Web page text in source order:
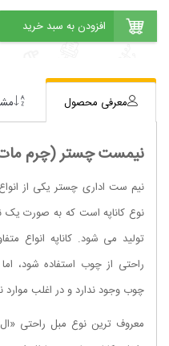
معرفی محصول
نیمست چستر (چرم
نیم ست اداری چستر یکی از
نوع کاناپه است که به صورت یک
تولید می شود. کاناپه انواع
راحتی از چوب استفاده شود،
چوب وجود ندارد و در اغلب
معروف ترین نوع مبل راحتی